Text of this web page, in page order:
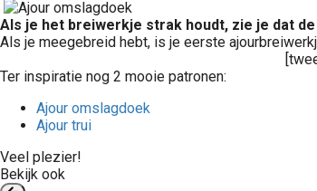
Als je het breiwerkje strak houdt, zie je dat
Als je meegebreid hebt, is je eerste
Ter inspiratie nog 2 mooie patronen:
Ajour omslagdoek
Ajour trui
Veel plezier!
Bekijk ook